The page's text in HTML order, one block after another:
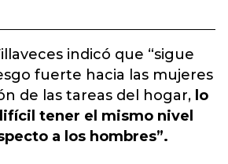
indicó que “sigue
fuerte hacia las mujeres
de las tareas del hogar, lo
tener el mismo nivel
a los hombres”.